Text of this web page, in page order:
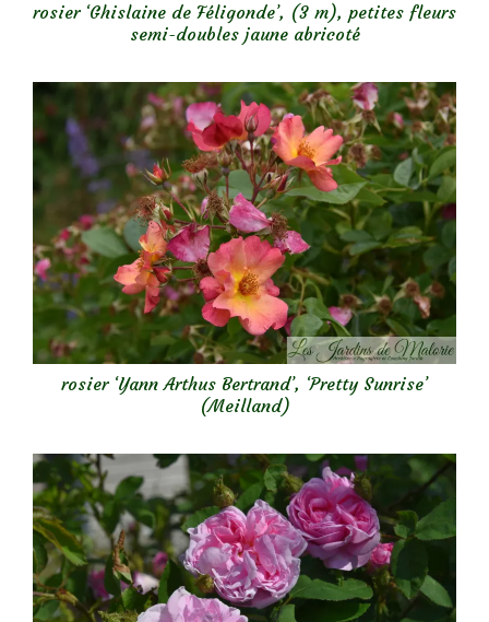
rosier ‘Ghislaine de Féligonde’, (3 m), petites fleurs
semi-doubles jaune abricoté
rosier ‘Yann Arthus Bertrand’, ‘Pretty Sunrise’
(Meilland)